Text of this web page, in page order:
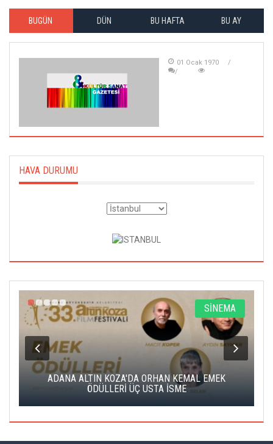
BUGÜN DÜN BU HAFTA BU AY
01 Ocak 1970
HAVA DURUMU
SİNEMA
ADANA ALTIN KOZA'DA ORHAN KEMAL EMEK
ÖDÜLLERİ ÜÇ USTA İSME